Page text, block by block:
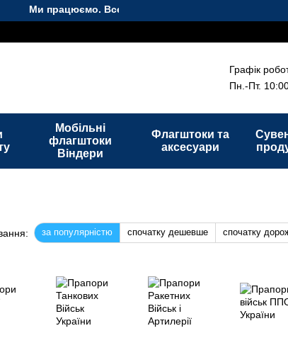
працюємо. Все буде Україна!
Графік
Пн.-Пт.
Мобільні
флагштоки
Віндери
Флагштоки та
аксесуари
за популярністю спочатку дешевше спочатку